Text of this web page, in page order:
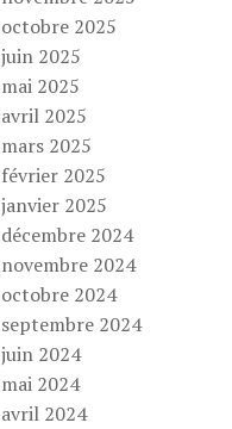
octobre 2025
juin 2025
mai 2025
avril 2025
mars 2025
février 2025
janvier 2025
décembre 2024
novembre 2024
octobre 2024
septembre 2024
juin 2024
mai 2024
avril 2024